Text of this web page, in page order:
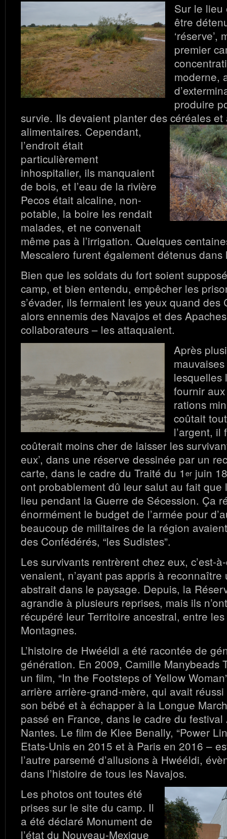
Sur le lieu
être
‘réserve’,
premier
moderne,
produire
survie. Ils devaient planter des céréales
alimentaires. Cependant,
l’endroit était
particulièrement
inhospitalier, ils manquaient
de bois, et l’eau de la rivière
Pecos était alcaline, non-
potable, la boire les rendait
malades, et ne convenait
même pas à l’irrigation. Quelques
Mescalero furent également détenus dans
Bien que les soldats du fort soient
camp, et bien entendu, empêcher les
s’évader, ils fermaient les yeux quand des
alors ennemis des Navajos et des
collaborateurs – les attaquaient.
Après
lesquelles
fournir
rations
coûtait
l’argent, il
coûterait moins cher de laisser les
eux’, dans une réserve dessinée par un
carte, dans le cadre du Traité du 1er juin
ont probablement dû leur salut au fait que
lieu pendant la Guerre de Sécession. Ça
énormément le budget de l’armée pour
beaucoup de militaires de la région
des Confédérés, “les Sudistes”.
Les survivants rentrèrent chez eux, c’est-
venaient, n’ayant pas appris à
abstrait dans le paysage. Depuis, la
agrandie à plusieurs reprises, mais ils
récupéré leur Territoire ancestral, entre
Montagnes.
L’histoire de Hwééldi a été racontée de
génération. En 2009, Camille Manybeads
un film, “In the Footsteps of Yellow
arrière arrière-grand-mère, qui avait
son bébé et à échapper à la Longue
passé en France, dans le cadre du festival
Nantes. Le film de Klee Benally, “Power
Etats-Unis en 2015 et à Paris en 2016 –
l’autre parsemé d’allusions à Hwééldi,
dans l’histoire de tous les Navajos.
Les photos ont toutes été
prises sur le site du camp. Il
a été déclaré Monument de
l’état du Nouveau-Mexique